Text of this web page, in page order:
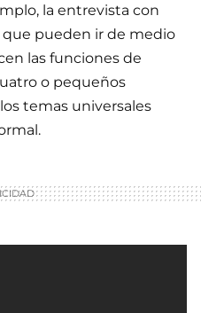
la entrevista con
que pueden ir de medio
las funciones de
o pequeños
temas universales